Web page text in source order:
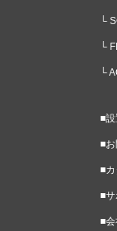
└
└
└
■設
■
■
■サ
■